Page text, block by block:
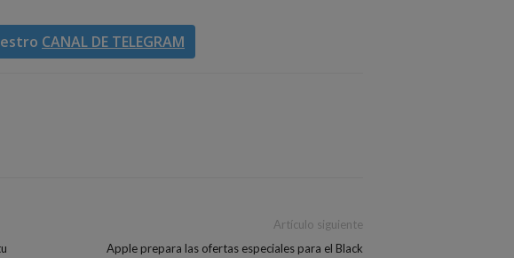
CANAL DE TELEGRAM
Artículo siguiente
Apple prepara las ofertas especiales para el Black